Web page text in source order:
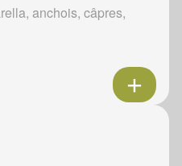
anchois, câpres,